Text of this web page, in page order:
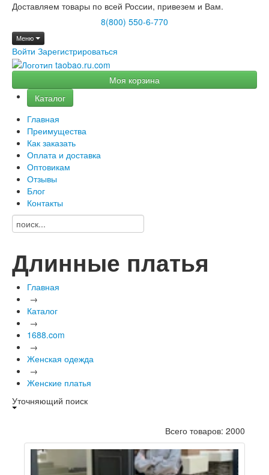
Доставляем товары по всей России, привезем и Вам.
8(800) 550-6-770
Меню
Войти Зарегистрироваться
Моя корзина
Каталог
Главная
Преимущества
Как заказать
Оплата и доставка
Оптовикам
Отзывы
Блог
Контакты
Длинные платья
Главная
→
Каталог
→
1688.com
→
Женская одежда
→
Женские платья
Уточняющий поиск
Всего товаров: 2000